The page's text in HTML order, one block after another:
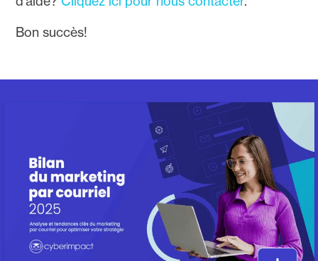
Bon succès!